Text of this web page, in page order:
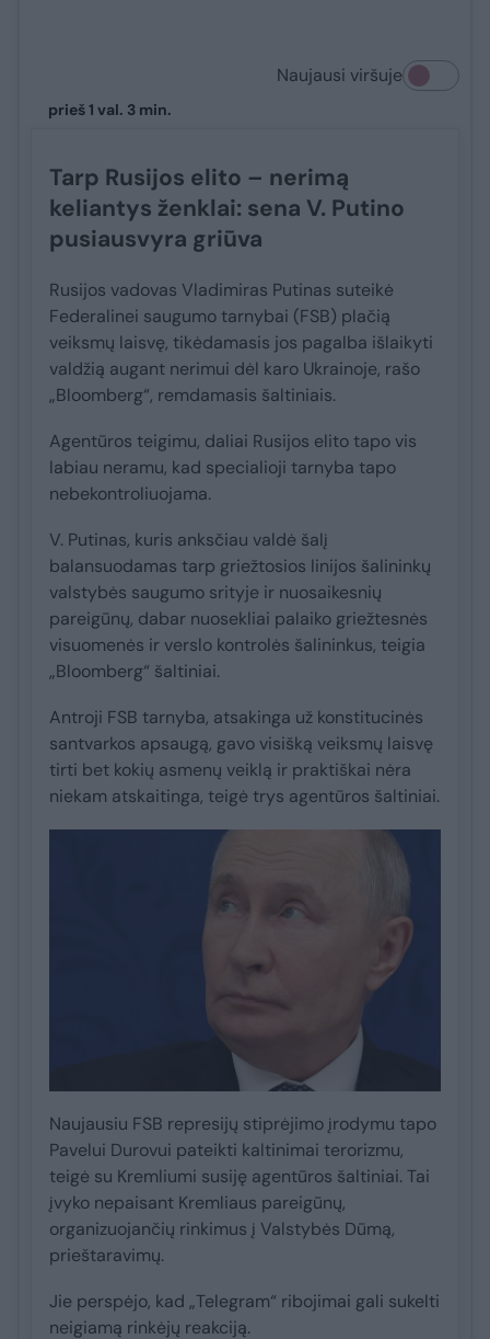
Naujausi viršuje
prieš 1 val. 3 min.
Tarp Rusijos elito – nerimą
keliantys ženklai: sena V. Putino
pusiausvyra griūva
Rusijos vadovas Vladimiras Putinas suteikė
Federalinei saugumo tarnybai (FSB) plačią
veiksmų laisvę, tikėdamasis jos pagalba išlaikyti
valdžią augant nerimui dėl karo Ukrainoje, rašo
„Bloomberg“, remdamasis šaltiniais.
Agentūros teigimu, daliai Rusijos elito tapo vis
labiau neramu, kad specialioji tarnyba tapo
nebekontroliuojama.
V. Putinas, kuris anksčiau valdė šalį
balansuodamas tarp griežtosios linijos šalininkų
valstybės saugumo srityje ir nuosaikesnių
pareigūnų, dabar nuosekliai palaiko griežtesnės
visuomenės ir verslo kontrolės šalininkus, teigia
„Bloomberg“ šaltiniai.
Antroji FSB tarnyba, atsakinga už konstitucinės
santvarkos apsaugą, gavo visišką veiksmų laisvę
tirti bet kokių asmenų veiklą ir praktiškai nėra
niekam atskaitinga, teigė trys agentūros šaltiniai.
Naujausiu FSB represijų stiprėjimo įrodymu tapo
Pavelui Durovui pateikti kaltinimai terorizmu,
teigė su Kremliumi susiję agentūros šaltiniai. Tai
įvyko nepaisant Kremliaus pareigūnų,
organizuojančių rinkimus į Valstybės Dūmą,
prieštaravimų.
Jie perspėjo, kad „Telegram“ ribojimai gali sukelti
neigiamą rinkėjų reakciją.